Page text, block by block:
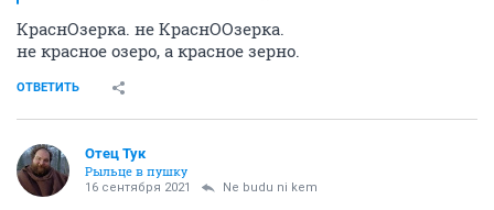
КраснОзерка. не КраснООзерка.
не красное озеро, а красное зерно.
ОТВЕТИТЬ
Отец Тук
Рыльце в пушку
16 сентября 2021 Ne budu ni kem